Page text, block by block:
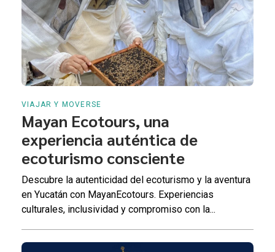
VIAJAR Y MOVERSE
Mayan Ecotours, una
experiencia auténtica de
ecoturismo consciente
Descubre la autenticidad del ecoturismo y la aventura
en Yucatán con MayanEcotours. Experiencias
culturales, inclusividad y compromiso con la...